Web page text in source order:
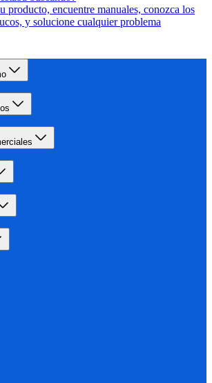
producto, encuentre manuales, conozca los
y solucione cualquier problema